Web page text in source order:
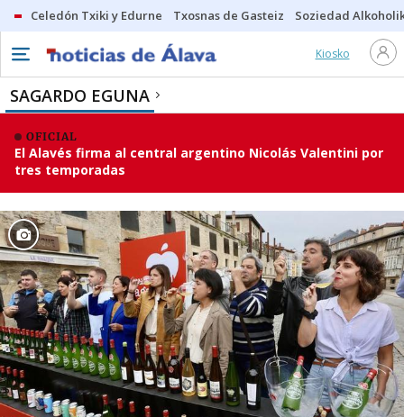
Celedón Txiki y Edurne Txosnas de Gasteiz Soziedad
Kiosko
SAGARDO EGUNA
OFICIAL
El Alavés firma al central argentino Nicolás Valentini por
tres temporadas